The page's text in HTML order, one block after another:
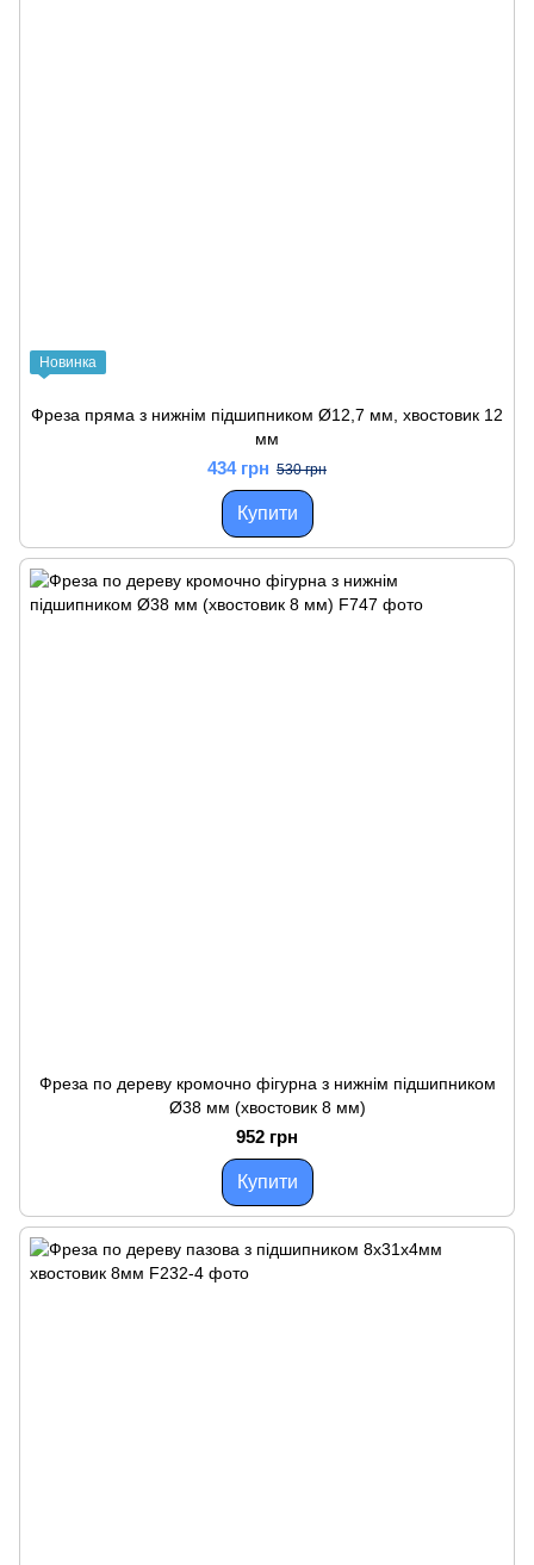
Новинка
Фреза пряма з нижнім підшипником Ø12,7 мм, хвостовик 12
мм
434 грн 530 грн
Купити
Фреза по дереву кромочно фігурна з нижнім підшипником
Ø38 мм (хвостовик 8 мм)
952 грн
Купити